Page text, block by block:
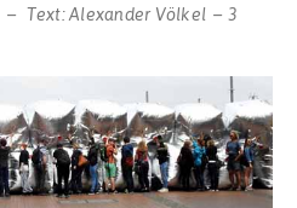
Text:Alexander Völkel
3